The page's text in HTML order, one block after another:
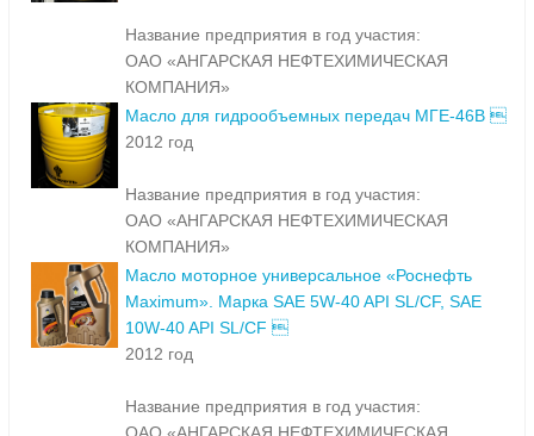
Название предприятия в год участия:
ОАО «АНГАРСКАЯ НЕФТЕХИМИЧЕСКАЯ
КОМПАНИЯ»
Масло для гидрообъемных передач МГЕ-46В 
2012 год
Название предприятия в год участия:
ОАО «АНГАРСКАЯ НЕФТЕХИМИЧЕСКАЯ
КОМПАНИЯ»
Масло моторное универсальное «Роснефть
Maximum». Марка SAE 5W-40 API SL/CF, SAE
10W-40 API SL/CF 
2012 год
Название предприятия в год участия: